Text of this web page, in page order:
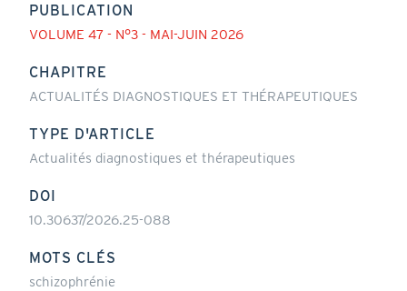
PUBLICATION
VOLUME 47 - N°3 - MAI-JUIN 2026
CHAPITRE
ACTUALITÉS DIAGNOSTIQUES ET THÉRAPEUTIQUES
TYPE D'ARTICLE
Actualités diagnostiques et thérapeutiques
DOI
10.30637/2026.25-088
MOTS CLÉS
schizophrénie